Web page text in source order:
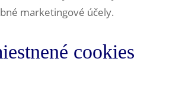
marketingové účely.
cookies